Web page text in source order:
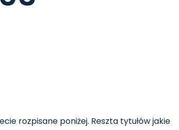
rozpisane poniżej. Reszta tytułów jakie